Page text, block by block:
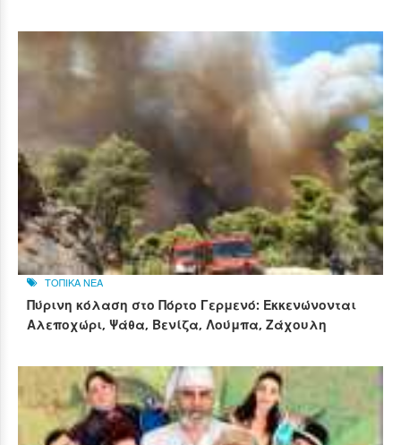
ΤΟΠΙΚΑ ΝΕΑ
Πύρινη κόλαση στο Πόρτο Γερμενό: Εκκενώνονται
Αλεποχώρι, Ψάθα, Βενίζα, Λούμπα, Ζάχουλη